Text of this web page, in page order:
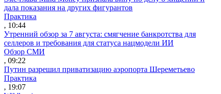
дала показания на других фигурантов
Практика
, 10:44
Утренний обзор за 7 августа: смягчение банкротства для
селлеров и требования для статуса нацмодели ИИ
Обзор СМИ
, 09:22
Путин разрешил приватизацию аэропорта Шереметьево
Практика
, 19:07